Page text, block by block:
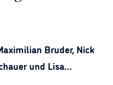
Bruder, Nick
und Lisa